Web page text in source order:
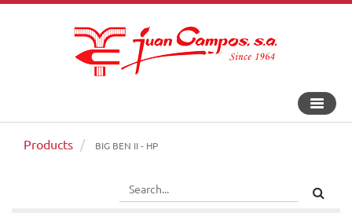
Toggle
Products BIG BEN II - HP